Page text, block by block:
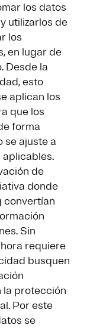
los datos
utilizarlos de
los
en lugar de
Desde la
esto
aplican los
que los
forma
se ajuste a
de
donde
convertían
Sin
requiere
busquen
la protección
Por este
se